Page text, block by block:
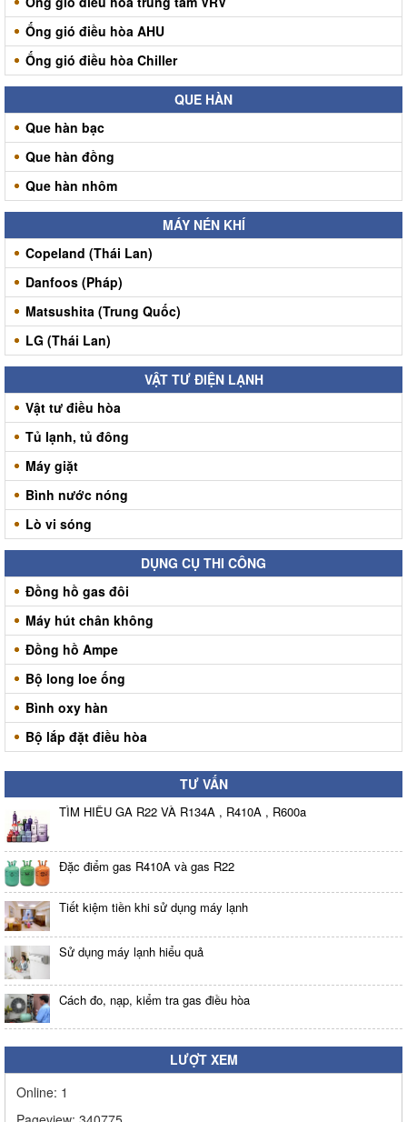
Ống gió điều hòa AHU
Ống gió điều hòa Chiller
QUE HÀN
Que hàn bạc
Que hàn đồng
Que hàn nhôm
MÁY NÉN KHÍ
Copeland (Thái Lan)
Danfoos (Pháp)
Matsushita (Trung Quốc)
LG (Thái Lan)
VẬT TƯ ĐIỆN LẠNH
Vật tư điều hòa
Tủ lạnh, tủ đông
Máy giặt
Bình nước nóng
Lò vi sóng
DỤNG CỤ THI CÔNG
Đồng hồ gas đôi
Máy hút chân không
Đồng hồ Ampe
Bộ long loe ống
Bình oxy hàn
Bộ lắp đặt điều hòa
TƯ VẤN
TÌM HIỂU GA R22 VÀ R134A , R410A , R600a
Đặc điểm gas R410A và gas R22
Tiết kiệm tiền khi sử dụng máy lạnh
Sử dụng máy lạnh hiểu quả
Cách đo, nạp, kiểm tra gas điều hòa
LƯỢT XEM
Online: 1